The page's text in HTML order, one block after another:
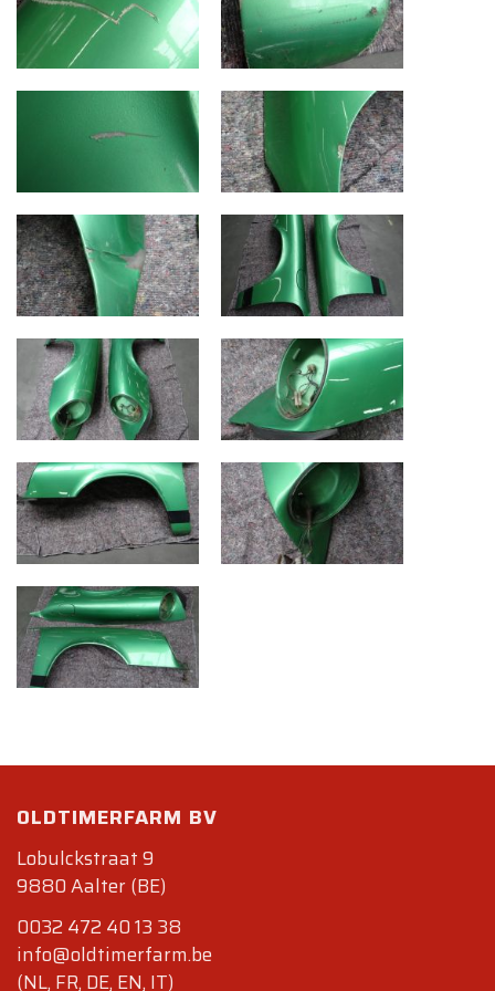
OLDTIMERFARM BV
Lobulckstraat 9
9880 Aalter (BE)
0032 472 40 13 38
info@oldtimerfarm.be
(NL, FR, DE, EN, IT)